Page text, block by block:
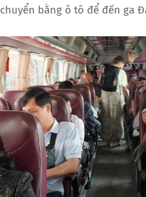
chuyển bằng ô tô để đến ga